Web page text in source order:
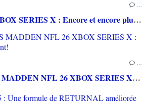
…
[TEST] NBA 2K26 XBOX SERIES X : Encore et encore plus fort!
…
[TEST] EA SPORTS MADDEN NFL 26 XBOX SERIES X : Le show à chaque instant!